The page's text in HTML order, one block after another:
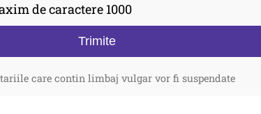
de caractere 1000
Trimite
care contin limbaj vulgar vor fi suspendate